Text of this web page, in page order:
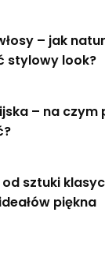
– jak
stylowy look?
– na czym
sztuki
piękna